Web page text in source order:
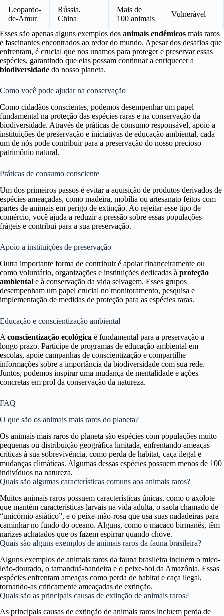
Leopardo-
de-Amur
Rússia,
China
Mais de
100 animais
Vulnerável
Esses são apenas alguns exemplos dos animais endêmicos mais raros
e fascinantes encontrados ao redor do mundo. Apesar dos desafios que
enfrentam, é crucial que nos unamos para proteger e preservar essas
espécies, garantindo que elas possam continuar a enriquecer a
biodiversidade do nosso planeta.
Como você pode ajudar na conservação
Como cidadãos conscientes, podemos desempenhar um papel
fundamental na proteção das espécies raras e na conservação da
biodiversidade. Através de práticas de consumo responsável, apoio a
instituições de preservação e iniciativas de educação ambiental, cada
um de nós pode contribuir para a preservação do nosso precioso
patrimônio natural.
Práticas de consumo consciente
Um dos primeiros passos é evitar a aquisição de produtos derivados de
espécies ameaçadas, como madeira, mobília ou artesanato feitos com
partes de animais em perigo de extinção. Ao rejeitar esse tipo de
comércio, você ajuda a reduzir a pressão sobre essas populações
frágeis e contribui para a sua preservação.
Apoio a instituições de preservação
Outra importante forma de contribuir é apoiar financeiramente ou
como voluntário, organizações e instituições dedicadas à proteção
ambiental e à conservação da vida selvagem. Esses grupos
desempenham um papel crucial no monitoramento, pesquisa e
implementação de medidas de proteção para as espécies raras.
Educação e conscientização ambiental
A conscientização ecológica é fundamental para a preservação a
longo prazo. Participe de programas de educação ambiental em
escolas, apoie campanhas de conscientização e compartilhe
informações sobre a importância da biodiversidade com sua rede.
Juntos, podemos inspirar uma mudança de mentalidade e ações
concretas em prol da conservação da natureza.
FAQ
O que são os animais mais raros do planeta?
Os animais mais raros do planeta são espécies com populações muito
pequenas ou distribuição geográfica limitada, enfrentando ameaças
críticas à sua sobrevivência, como perda de habitat, caça ilegal e
mudanças climáticas. Algumas dessas espécies possuem menos de 100
indivíduos na natureza.
Quais são algumas características comuns aos animais raros?
Muitos animais raros possuem características únicas, como o axolote
que mantém características larvais na vida adulta, o saola chamado de
“unicórnio asiático”, e o peixe-mão-rosa que usa suas nadadeiras para
caminhar no fundo do oceano. Alguns, como o macaco birmanês, têm
narizes achatados que os fazem espirrar quando chove.
Quais são alguns exemplos de animais raros da fauna brasileira?
Alguns exemplos de animais raros da fauna brasileira incluem o mico-
leão-dourado, o tamanduá-bandeira e o peixe-boi da Amazônia. Essas
espécies enfrentam ameaças como perda de habitat e caça ilegal,
tornando-as criticamente ameaçadas de extinção.
Quais são as principais causas de extinção de animais raros?
As principais causas de extinção de animais raros incluem perda de